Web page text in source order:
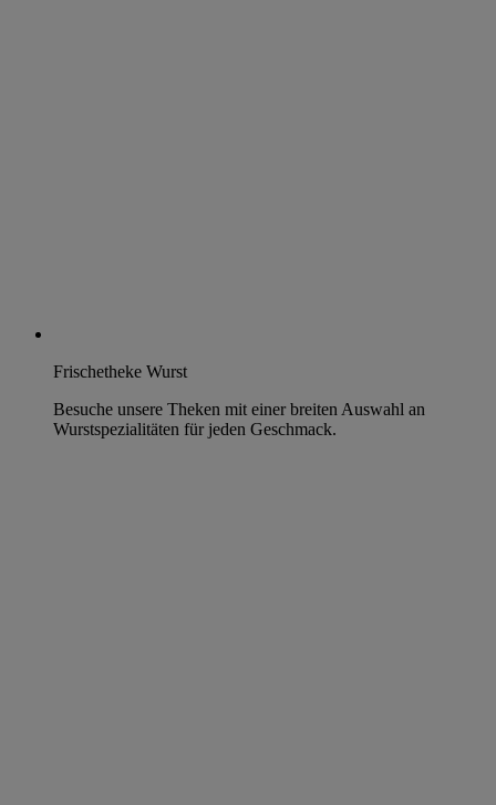
Frischetheke Wurst
Besuche unsere Theken mit einer breiten Auswahl an
Wurstspezialitäten für jeden Geschmack.